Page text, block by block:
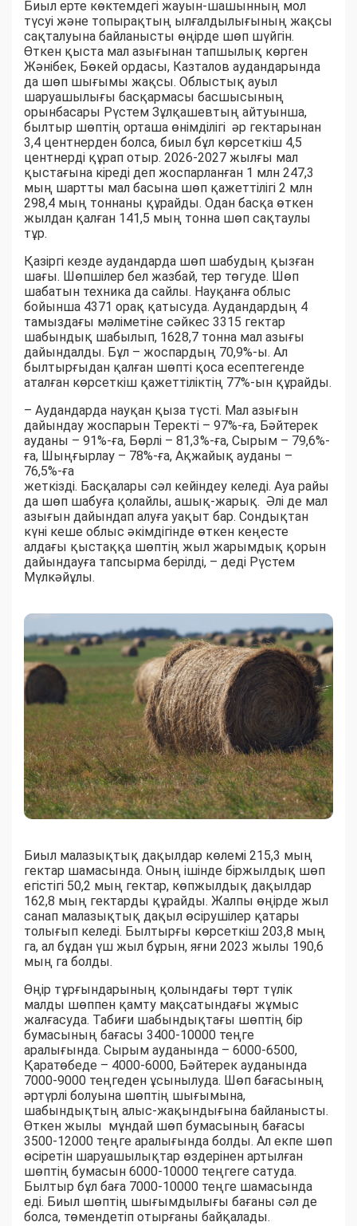
Биыл ерте көктемдегі жауын-шашынның мол
түсуі және топырақтың ылғалдылығының жақсы
сақталуына байланысты өңірде шөп шүйгін.
Өткен қыста мал азығынан тапшылық көрген
Жәнібек, Бөкей ордасы, Казталов аудандарында
да шөп шығымы жақсы. Облыстық ауыл
шаруашылығы басқармасы басшысының
орынбасары Рүстем Зұлқашевтың айтуынша,
былтыр шөптің орташа өнімділігі әр гектарынан
3,4 центнерден болса, биыл бұл көрсеткіш 4,5
центнерді құрап отыр. 2026-2027 жылғы мал
қыстағына кіреді деп жоспарланған 1 млн 247,3
мың шартты мал басына шөп қажеттілігі 2 млн
298,4 мың тоннаны құрайды. Одан басқа өткен
жылдан қалған 141,5 мың тонна шөп сақтаулы
тұр.
Қазіргі кезде аудандарда шөп шабудың қызған
шағы. Шөпшілер бел жазбай, тер төгуде. Шөп
шабатын техника да сайлы. Науқанға облыс
бойынша 4371 орақ қатысуда. Аудандардың 4
тамыздағы мәліметіне сәйкес 3315 гектар
шабындық шабылып, 1628,7 тонна мал азығы
дайындалды. Бұл – жоспардың 70,9%-ы. Ал
былтырғыдан қалған шөпті қоса есептегенде
аталған көрсеткіш қажеттіліктің 77%-ын құрайды.
– Аудандарда науқан қыза түсті. Мал азығын
дайындау жоспарын Теректі – 97%-ға, Бәйтерек
ауданы – 91%-ға, Бөрлі – 81,3%-ға, Сырым – 79,6%-
ға, Шыңғырлау – 78%-ға, Ақжайық ауданы –
76,5%-ға
жеткізді. Басқалары сәл кейіндеу келеді. Ауа райы
да шөп шабуға қолайлы, ашық-жарық. Әлі де мал
азығын дайындап алуға уақыт бар. Сондықтан
күні кеше облыс әкімдігінде өткен кеңесте
алдағы қыстаққа шөптің жыл жарымдық қорын
дайындауға тапсырма берілді, – деді Рүстем
Мүлкәйұлы.
Биыл малазықтық дақылдар көлемі 215,3 мың
гектар шамасында. Оның ішінде біржылдық шөп
егістігі 50,2 мың гектар, көпжылдық дақылдар
162,8 мың гектарды құрайды. Жалпы өңірде жыл
санап малазықтық дақыл өсірушілер қатары
толығып келеді. Былтырғы көрсеткіш 203,8 мың
га, ал бұдан үш жыл бұрын, яғни 2023 жылы 190,6
мың га болды.
Өңір тұрғындарының қолындағы төрт түлік
малды шөппен қамту мақсатындағы жұмыс
жалғасуда. Табиғи шабындықтағы шөптің бір
бумасының бағасы 3400-10000 теңге
аралығында. Сырым ауданында – 6000-6500,
Қаратөбеде – 4000-6000, Бәйтерек ауданында
7000-9000 теңгеден ұсынылуда. Шөп бағасының
әртүрлі болуына шөптің шығымына,
шабындықтың алыс-жақындығына байланысты.
Өткен жылы мұндай шөп бумасының бағасы
3500-12000 теңге аралығында болды. Ал екпе шөп
өсіретін шаруашылықтар өздерінен артылған
шөптің бумасын 6000-10000 теңгеге сатуда.
Былтыр бұл баға 7000-10000 теңге шамасында
еді. Биыл шөптің шығымдылығы бағаны сәл де
болса, төмендетіп отырғаны байқалады.